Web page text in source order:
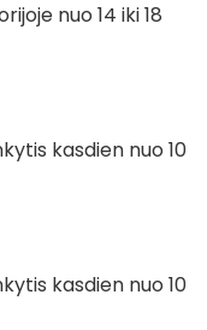
nuo 14 iki 18
kasdien nuo 10
kasdien nuo 10